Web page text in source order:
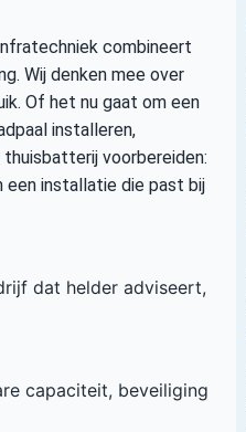
combineert
Wij denken mee over
Of het nu gaat om een
installeren,
voorbereiden:
een installatie die past bij
dat helder adviseert,
capaciteit, beveiliging